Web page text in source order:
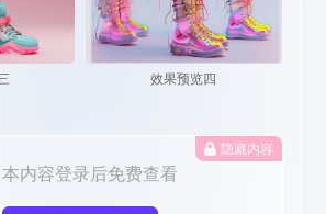
效果预览四
隐藏内容
本内容登录后免费查看